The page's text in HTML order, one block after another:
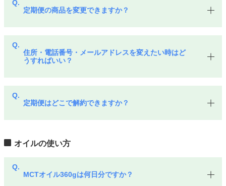
定期便の商品を変更できますか？
住所・電話番号・メールアドレスを変えたい時はど
うすればいい？
定期便はどこで解約できますか？
オイルの使い方
MCTオイル360gは何日分ですか？